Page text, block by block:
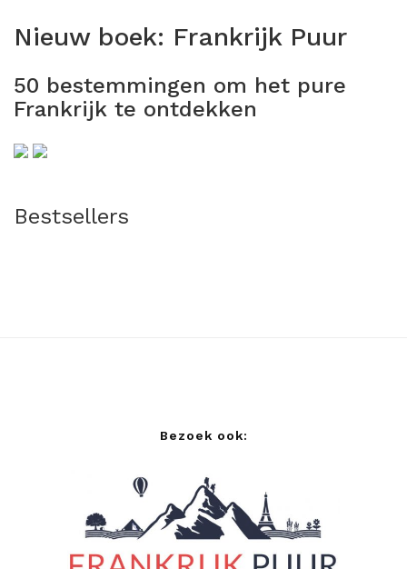
Nieuw boek: Frankrijk Puur
50 bestemmingen om het pure
Frankrijk te ontdekken
Bestsellers
Bezoek ook: